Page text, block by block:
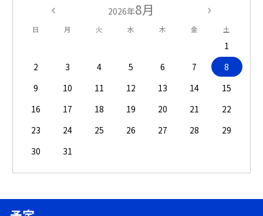
2026年8月
日 月 火 水 木 金 土
1
2
3 4 5 6 7
8
9
10 11 12 13 14
15
16
17 18 19 20 21
22
23
24 25 26 27 28
29
30
31